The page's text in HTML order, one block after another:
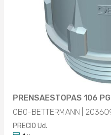
PRENSAESTOPAS 106
OBO-BETTERMANN |
PRECIO Ud.